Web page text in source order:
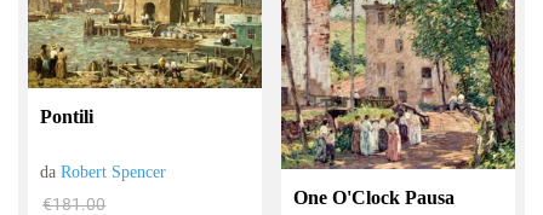
Pontili
daRobert Spencer
€181.00 One O'Clock Pausa